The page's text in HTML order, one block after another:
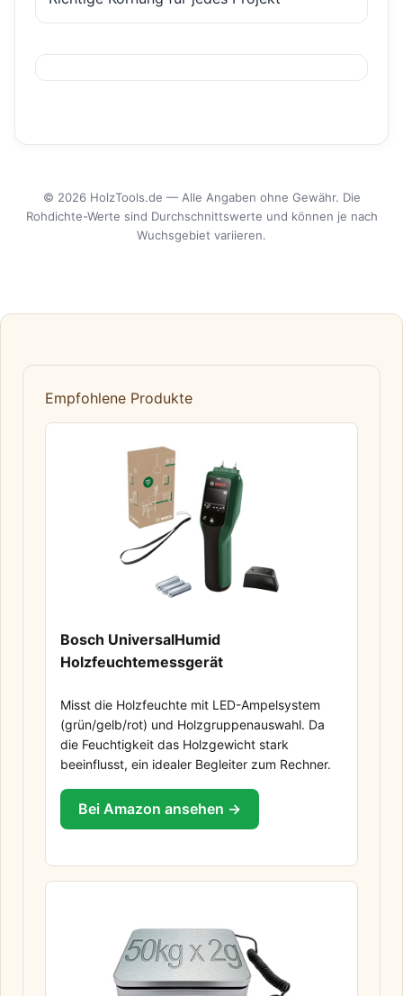
© 2026 HolzTools.de — Alle Angaben ohne Gewähr. Die
Rohdichte-Werte sind Durchschnittswerte und können je nach
Wuchsgebiet variieren.
Empfohlene Produkte
Bosch UniversalHumid
Holzfeuchtemessgerät
Misst die Holzfeuchte mit LED-Ampelsystem
(grün/gelb/rot) und Holzgruppenauswahl. Da
die Feuchtigkeit das Holzgewicht stark
beeinflusst, ein idealer Begleiter zum Rechner.
Bei Amazon ansehen →